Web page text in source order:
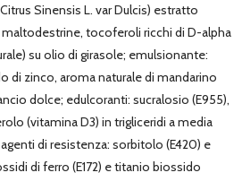
Sinensis L. var Dulcis) estratto
tocoferoli ricchi di D-alpha
su olio di girasole; emulsionante:
di zinco, aroma naturale di mandarino
dolce; edulcoranti: sucralosio (E955),
(vitamina D3) in trigliceridi a media
di resistenza: sorbitolo (E420) e
di ferro (E172) e titanio biossido